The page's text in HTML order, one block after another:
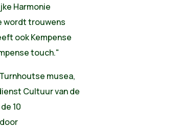
Harmonie
wordt trouwens
ook Kempense
touch."
musea,
Cultuur van de
10